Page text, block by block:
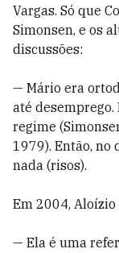
Vargas. Só que
Simonsen, e os
discussões:
— Mário era
até
regime
1979). Então, no
nada (risos).
Em 2004,
— Ela é uma